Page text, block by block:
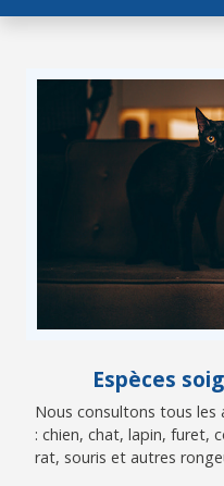
Espèces
Nous consultons tous
: chien, chat, lapin, furet,
rat, souris et autres